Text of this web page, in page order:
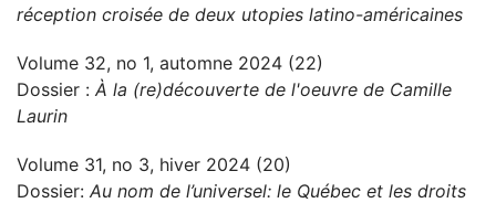
réception croisée de deux utopies latino-américaines
Volume 32, no 1, automne 2024 (22)
Dossier : À la (re)découverte de l'oeuvre de Camille
Laurin
Volume 31, no 3, hiver 2024 (20)
Dossier: Au nom de l’universel: le Québec et les droits